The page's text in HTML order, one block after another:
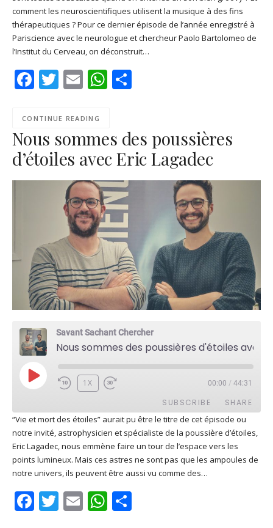
Apple Podcasts Deezer
Google Play PocketCasts
Podcast Addict RSS
RSS FEED
SHARE
LINK
EMBED
comment les neuroscientifiques utilisent la musique à des fins
thérapeutiques ? Pour ce dernier épisode de l’année enregistré à
Pariscience avec le neurologue et chercheur Paolo Bartolomeo de
l’Institut du Cerveau, on déconstruit…
Facebook
Twitter
EmailWhatsApp
CONTINUE READING
Nous sommes des poussières
d’étoiles avec Eric Lagadec
Savant Sachant Chercher
PLAY
1X 00:00 / 44:31
SUBSCRIBE SHARE
Apple Podcasts Deezer
Google Play PocketCasts
Podcast Addict RSS
Spotify
RSS FEED
SHARE
LINK
“Vie et mort des étoiles” aurait pu être le titre de cet épisode ou
notre invité, astrophysicien et spécialiste de la poussière d’étoiles,
Eric Lagadec, nous emmène faire un tour de l’espace vers les
points lumineux. Mais ces astres ne sont pas que les ampoules de
notre univers, ils peuvent être aussi vu comme des…
Facebook
Twitter
EmailWhatsApp